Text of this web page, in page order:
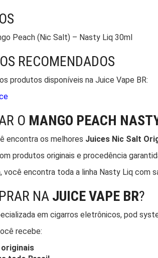
Peach (Nic Salt) – Nasty Liq 30ml
RECOMENDADOS
produtos disponíveis na Juice Vape BR:
O MANGO PEACH
encontra os melhores Juices Nic Salt
produtos originais e procedência
você encontra toda a linha Nasty Liq com
NA JUICE VAPE BR?
em cigarros eletrônicos, pod
recebe:
originais